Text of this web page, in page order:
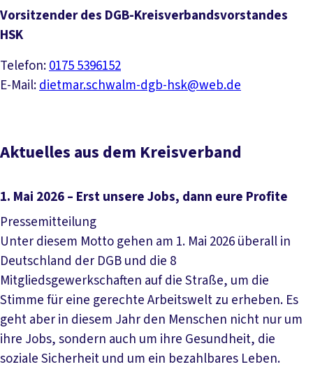
Vorsitzender des DGB-Kreisverbandsvorstandes
HSK
Telefon:0175 5396152
E-Mail:dietmar.schwalm-dgb-hsk@web.de
Aktuelles aus dem Kreisverband
1. Mai 2026 – Erst unsere Jobs, dann eure Profite
Pressemitteilung
Unter diesem Motto gehen am 1. Mai 2026 überall in
Deutschland der DGB und die 8
Mitgliedsgewerkschaften auf die Straße, um die
Stimme für eine gerechte Arbeitswelt zu erheben. Es
geht aber in diesem Jahr den Menschen nicht nur um
ihre Jobs, sondern auch um ihre Gesundheit, die
soziale Sicherheit und um ein bezahlbares Leben.